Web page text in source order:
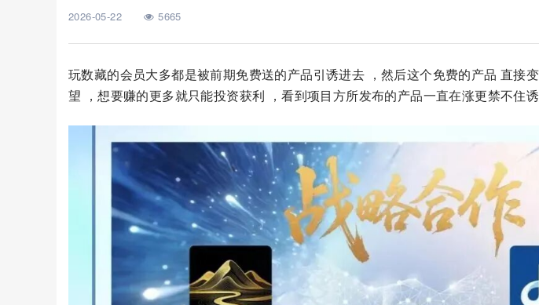
2026-05-22 5665
玩数藏的会员大多都是被前期免费送的产品引诱进去 ，然后这个免费的产品 直接
望 ，想要赚的更多就只能投资获利 ，看到项目方所发布的产品一直在涨更禁不住